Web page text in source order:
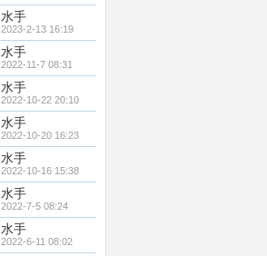
水手
2023-2-13 16:19
水手
2022-11-7 08:31
水手
2022-10-22 20:10
水手
2022-10-20 16:23
水手
2022-10-16 15:38
水手
2022-7-5 08:24
水手
2022-6-11 08:02